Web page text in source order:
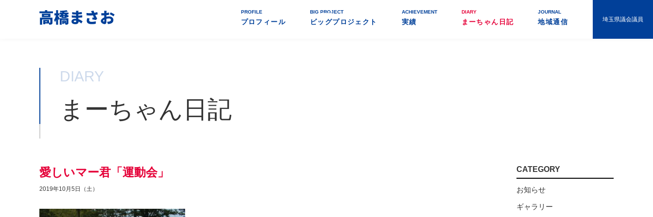
PROFILE
プロフィール
BIG PROJECT
ビッグプロジェクト
ACHIEVEMENT
実績
DIARY
まーちゃん日記
JOURNAL
地域通信 埼玉県議会議員
DIARY
まーちゃん日記
愛しいマー君「運動会」
2019年10月5日（土）
CATEGORY
お知らせ
ギャラリー